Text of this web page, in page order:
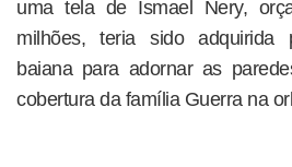
uma tela de Ismael Nery,
milhões, teria sido adquirida
baiana para adornar as
cobertura da família Guerra na